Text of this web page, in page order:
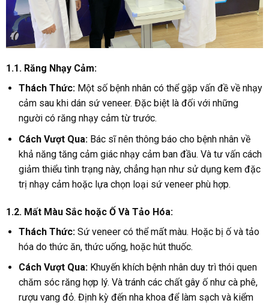
1.1. Răng Nhạy Cảm:
Thách Thức:Một số bệnh nhân có thể gặp vấn đề về nhạy
cảm sau khi dán sứ veneer. Đặc biệt là đối với những
người có răng nhạy cảm từ trước.
Cách Vượt Qua:Bác sĩ nên thông báo cho bệnh nhân về
khả năng tăng cảm giác nhạy cảm ban đầu. Và tư vấn cách
giảm thiểu tình trạng này, chẳng hạn như sử dụng kem đặc
trị nhạy cảm hoặc lựa chọn loại sứ veneer phù hợp.
1.2. Mất Màu Sắc hoặc Ố Và Tảo Hóa:
Thách Thức:Sứ veneer có thể mất màu. Hoặc bị ố và tảo
hóa do thức ăn, thức uống, hoặc hút thuốc.
Cách Vượt Qua:Khuyến khích bệnh nhân duy trì thói quen
chăm sóc răng hợp lý. Và tránh các chất gây ố như cà phê,
rượu vang đỏ. Định kỳ đến nha khoa để làm sạch và kiểm